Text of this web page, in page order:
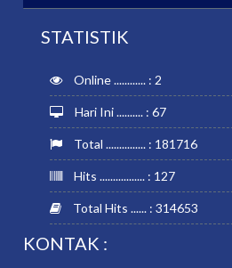
STATISTIK
Online ............ : 2
Hari Ini .......... : 67
Total ............... : 181716
Hits ................. : 127
Total Hits ...... : 314653
KONTAK :